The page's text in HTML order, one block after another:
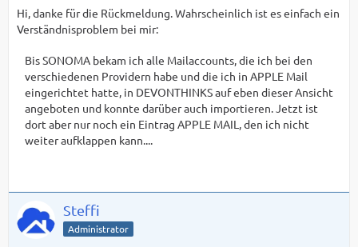
Hi, danke für die Rückmeldung. Wahrscheinlich ist es einfach ein
Verständnisproblem bei mir:
Bis SONOMA bekam ich alle Mailaccounts, die ich bei den
verschiedenen Providern habe und die ich in APPLE Mail
eingerichtet hatte, in DEVONTHINKS auf eben dieser Ansicht
angeboten und konnte darüber auch importieren. Jetzt ist
dort aber nur noch ein Eintrag APPLE MAIL, den ich nicht
weiter aufklappen kann....
Steffi
Administrator